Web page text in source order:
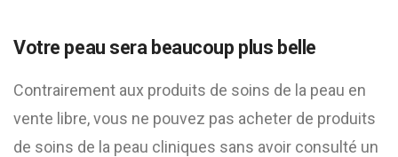
Votre peau sera beaucoup plus belle
Contrairement aux produits de soins de la peau en
vente libre, vous ne pouvez pas acheter de produits
de soins de la peau cliniques sans avoir consulté un